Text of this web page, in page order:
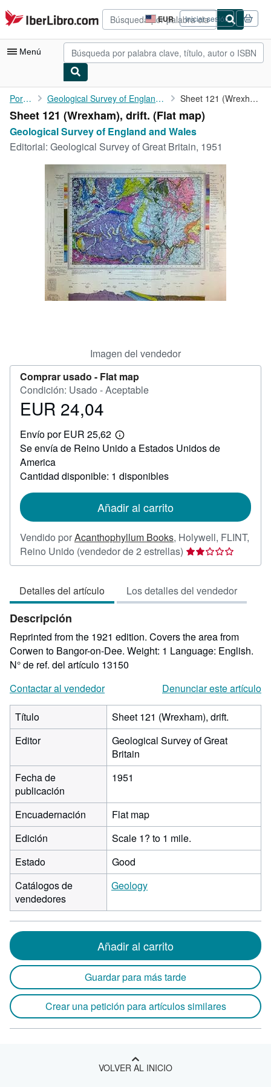
Pasar al contenido principal
IberLibro.com EUR
Preferencias
de
compra
del
Iniciar sesión
Menú
Mi cuenta
Consultar mis pedidos
Cerrar sesión
Colecciones
Libros antiguos
Arte y coleccionismo
Vendedores
Comenzar a vender
Portada Geological Survey of England and Wales Sheet 121 (Wrexham), drift.
Sheet 121 (Wrexham), drift. (Flat map)
Geological Survey of England and Wales
Editorial: Geological Survey of Great Britain, 1951
Imagen del vendedor
Comprar usado - Flat map
Condición: Usado - Aceptable
Precio
24,04
EUR 24,04
Envío por EUR 25,62
Más
información
tarifas
envío
Se envía de Reino Unido a Estados Unidos de
America
Cantidad disponible: 1 disponibles
Añadir al carrito
Vendido porAcanthophyllum Books, Holywell, FLINT,
Reino Unido (vendedor de 2 estrellas) Calificación
del
2
de
estrellas
Detalles del artículo Los detalles del vendedor
Descripción
Reprinted from the 1921 edition. Covers the area from
Corwen to Bangor-on-Dee. Weight: 1 Language: English.
N° de ref. del artículo 13150
Contactar al vendedor
Denunciar este artículo
Título
Sheet 121 (Wrexham), drift.
Editor
Geological Survey of Great
Britain
Fecha de
publicación
1951
Encuadernación
Flat map
Edición
Scale 1? to 1 mile.
Estado
Good
Catálogos de
vendedores
Geology
Añadir al carrito
Guardar para más tarde
Crear una petición para artículos similares
VOLVER AL INICIO